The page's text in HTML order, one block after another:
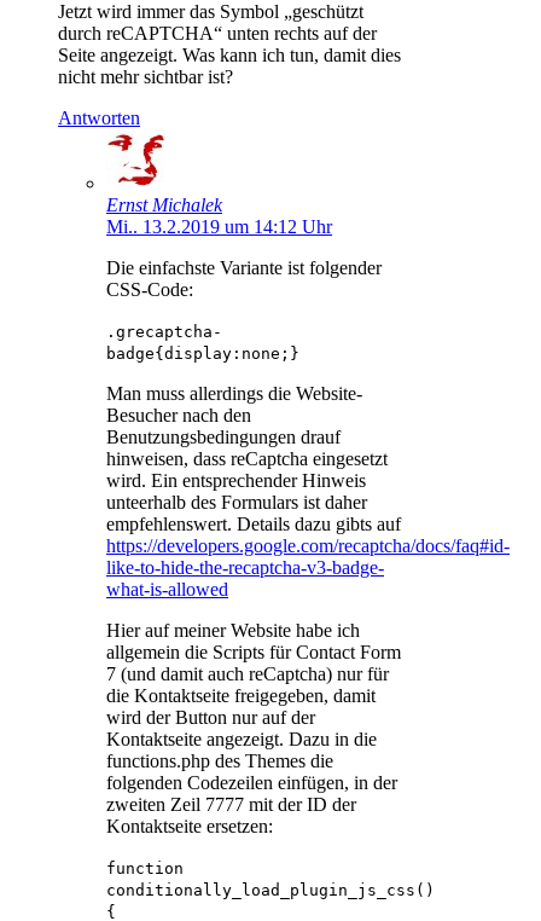
Jetzt wird immer das Symbol „geschützt
durch reCAPTCHA“ unten rechts auf der
Seite angezeigt. Was kann ich tun, damit dies
nicht mehr sichtbar ist?
Antworten
Ernst Michalek
Mi.. 13.2.2019 um 14:12 Uhr
Die einfachste Variante ist folgender
CSS-Code:
.grecaptcha-
badge{display:none;}
Man muss allerdings die Website-
Besucher nach den
Benutzungsbedingungen drauf
hinweisen, dass reCaptcha eingesetzt
wird. Ein entsprechender Hinweis
unteerhalb des Formulars ist daher
empfehlenswert. Details dazu gibts auf
https://developers.google.com/recaptcha/docs/faq#id-
like-to-hide-the-recaptcha-v3-badge-
what-is-allowed
Hier auf meiner Website habe ich
allgemein die Scripts für Contact Form
7 (und damit auch reCaptcha) nur für
die Kontaktseite freigegeben, damit
wird der Button nur auf der
Kontaktseite angezeigt. Dazu in die
functions.php des Themes die
folgenden Codezeilen einfügen, in der
zweiten Zeil 7777 mit der ID der
Kontaktseite ersetzen:
function
conditionally_load_plugin_js_css()
{